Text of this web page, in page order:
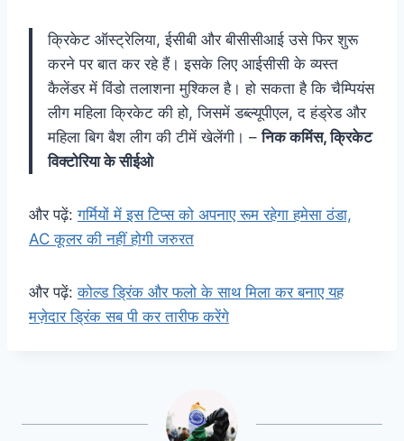
क्रिकेट ऑस्ट्रेलिया, ईसीबी और बीसीसीआई उसे फिर शुरू
करने पर बात कर रहे हैं। इसके लिए आईसीसी के व्यस्त
कैलेंडर में विंडो तलाशना मुश्किल है। हो सकता है कि चैम्पियंस
लीग महिला क्रिकेट की हो, जिसमें डब्ल्यूपीएल, द हंड्रेड और
महिला बिग बैश लीग की टीमें खेलेंगी। –निक कमिंस, क्रिकेट
विक्टोरिया के सीईओ
और पढ़ें:गर्मियों में इस टिप्स को अपनाए रूम रहेगा हमेसा ठंडा,
AC कूलर की नहीं होगी जरुरत
और पढ़ें:कोल्ड ड्रिंक और फलो के साथ मिला कर बनाए यह
मज़ेदार ड्रिंक सब पी कर तारीफ करेंगे